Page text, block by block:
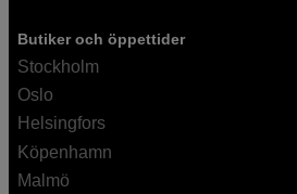
Butiker och öppettider
Stockholm
Oslo
Helsingfors
Köpenhamn
Malmö